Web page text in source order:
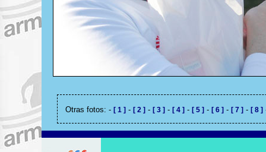
Otras fotos: - [ 1 ]- [ 2 ]- [ 3 ]- [ 4 ]- [ 5 ]- [ 6 ]- [ 7 ]- [ 8 ]